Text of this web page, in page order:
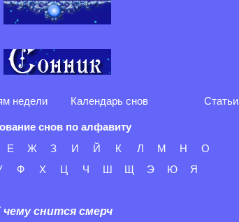
недели Календарь снов Статьи
снов по алфавиту
Е Ж З И Й К Л М Н
О
Ф Х Ц Ч Ш Щ Э Ю Я
чему снится смерч